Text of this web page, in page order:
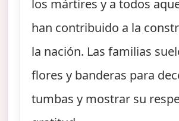
los mártires y a todos
han contribuido a la
la nación. Las familias
flores y banderas para
tumbas y mostrar su